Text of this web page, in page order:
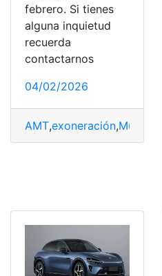
febrero. Si tienes
alguna inquietud
recuerda
contactarnos
04/02/2026
AMT,exoneración,Multas